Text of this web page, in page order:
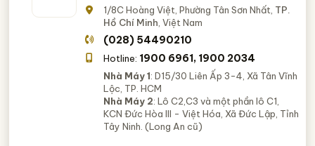
1/8C Hoàng Việt, Phường Tân Sơn Nhất, TP.
Hồ Chí Minh, Việt Nam
(028) 54490210
Hotline: 1900 6961, 1900 2034
Nhà Máy 1: D15/30 Liên Ấp 3-4, Xã Tân Vĩnh
Lộc, TP. HCM
Nhà Máy 2: Lô C2,C3 và một phần lô C1,
KCN Đức Hòa III - Việt Hóa, Xã Đức Lập, Tỉnh
Tây Ninh. (Long An cũ)